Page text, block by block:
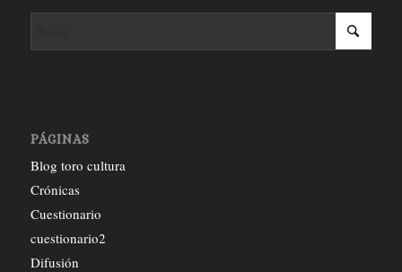
PÁGINAS
Blog toro cultura
Crónicas
Cuestionario
cuestionario2
Difusión